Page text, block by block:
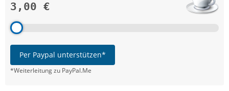
3,00 €
Per Paypal unterstützen*
*Weiterleitung zu PayPal.Me